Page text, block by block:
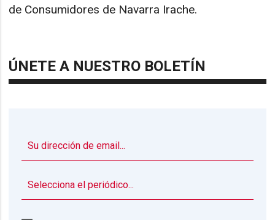
de Consumidores de Navarra Irache.
ÚNETE A NUESTRO BOLETÍN